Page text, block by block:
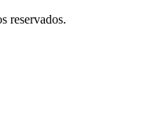
reservados.